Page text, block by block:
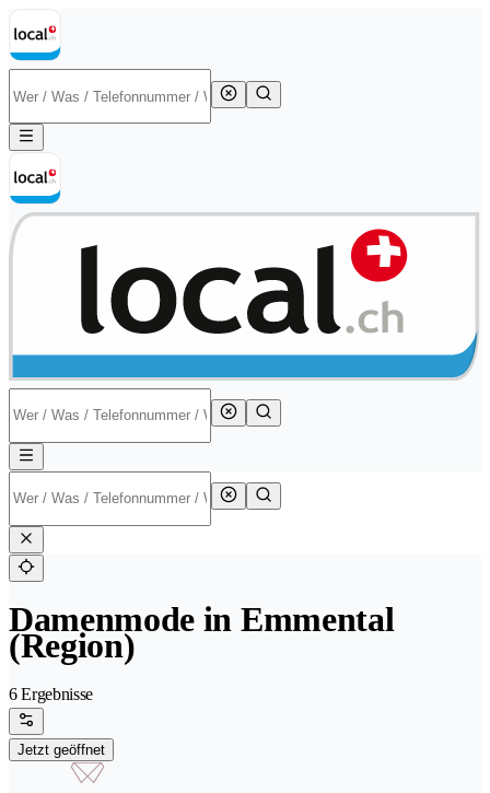
Damenmode in Emmental
(Region)
6 Ergebnisse
Jetzt geöffnet